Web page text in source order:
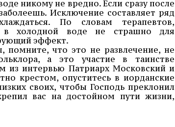
никому не вредно. Если сразу после
Исключение составляет ряд
По словам терапевтов,
в холодной воде не страшно для
эффект.
помните, что это не развлечение, не
а это участие в таинстве
из интервью Патриарх Московский и
крестом, опуститесь в иорданские
своих, чтобы Господь преклонил
вас на достойном пути жизни,